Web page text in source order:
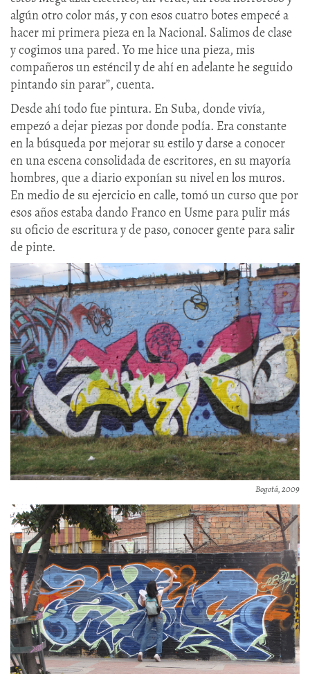
algún otro color más, y con esos cuatro botes empecé a
hacer mi primera pieza en la Nacional. Salimos de clase
y cogimos una pared. Yo me hice una pieza, mis
compañeros un esténcil y de ahí en adelante he seguido
pintando sin parar”, cuenta.
Desde ahí todo fue pintura. En Suba, donde vivía,
empezó a dejar piezas por donde podía. Era constante
en la búsqueda por mejorar su estilo y darse a conocer
en una escena consolidada de escritores, en su mayoría
hombres, que a diario exponían su nivel en los muros.
En medio de su ejercicio en calle, tomó un curso que por
esos años estaba dando Franco en Usme para pulir más
su oficio de escritura y de paso, conocer gente para salir
de pinte.
Bogotá, 2009